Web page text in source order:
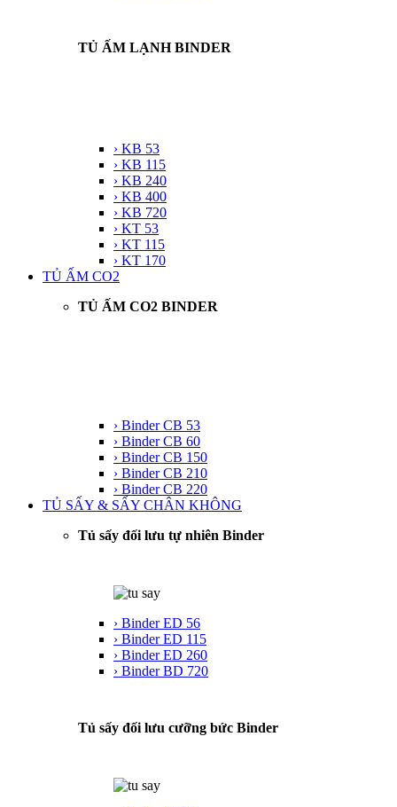
TỦ ẤM LẠNH BINDER
› KB 53
› KB 115
› KB 240
› KB 400
› KB 720
› KT 53
› KT 115
› KT 170
TỦ ẤM CO2
TỦ ẤM CO2 BINDER
› Binder CB 53
› Binder CB 60
› Binder CB 150
› Binder CB 210
› Binder CB 220
TỦ SẤY & SẤY CHÂN KHÔNG
Tủ sấy đối lưu tự nhiên Binder
› Binder ED 56
› Binder ED 115
› Binder ED 260
› Binder BD 720
Tủ sấy đối lưu cưỡng bức Binder